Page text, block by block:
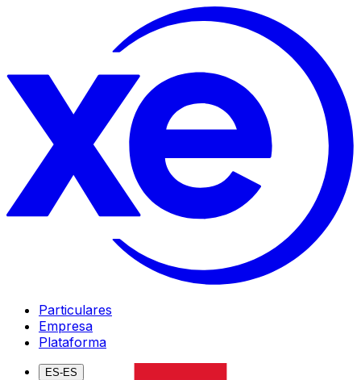
Particulares
Empresa
Plataforma
ES-ES